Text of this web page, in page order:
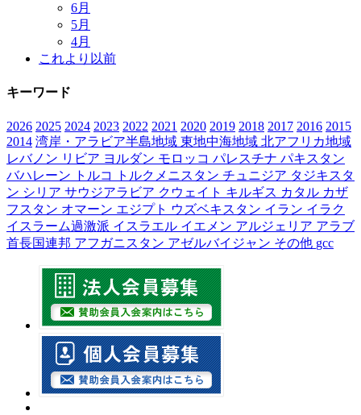
6月
5月
4月
これより以前
キーワード
2026 2025 2024 2023 2022 2021 2020 2019 2018 2017 2016 2015
2014 湾岸・アラビア半島地域 東地中海地域 北アフリカ地域
レバノン リビア ヨルダン モロッコ パレスチナ パキスタン
バハレーン
トルコ トルクメニスタン チュニジア タジキスタ
ン シリア サウジアラビア クウェイト キルギス カタル カザ
フスタン オマーン エジプト ウズベキスタン イラン イラク
イスラーム過激派 イスラエル イエメン アルジェリア アラブ
首長国連邦 アフガニスタン アゼルバイジャン その他 gcc